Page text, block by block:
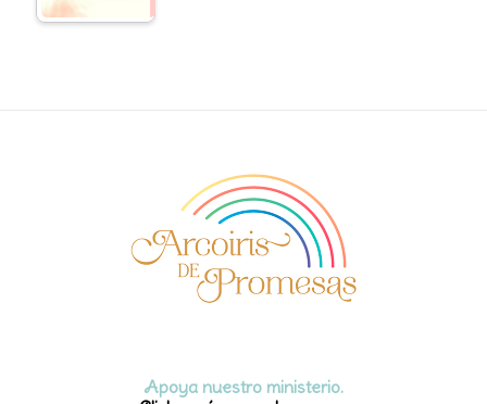
Apoya nuestro ministerio.